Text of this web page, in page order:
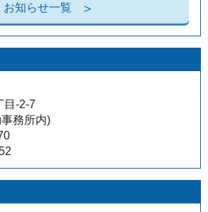
お知らせ一覧
目-2-7
務所内)